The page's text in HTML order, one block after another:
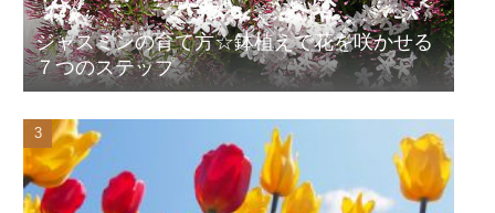
ジャスミンの育て方☆鉢植えで花を咲かせる
７つのステップ